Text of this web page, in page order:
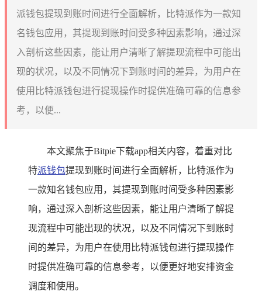
派钱包提现到账时间进行全面解析，比特派作为一款知
名钱包应用，其提现到账时间受多种因素影响，通过深
入剖析这些因素，能让用户清晰了解提现流程中可能出
现的状况，以及不同情况下到账时间的差异，为用户在
使用比特派钱包进行提现操作时提供准确可靠的信息参
考，以便...
本文聚焦于Bitpie下载app相关内容，着重对比
特派钱包提现到账时间进行全面解析，比特派作为
一款知名钱包应用，其提现到账时间受多种因素影
响，通过深入剖析这些因素，能让用户清晰了解提
现流程中可能出现的状况，以及不同情况下到账时
间的差异，为用户在使用比特派钱包进行提现操作
时提供准确可靠的信息参考，以便更好地安排资金
调度和使用。